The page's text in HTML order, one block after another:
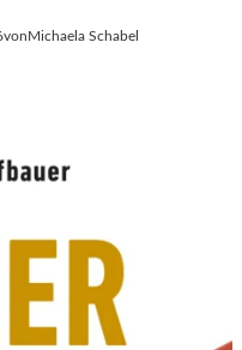
von Michaela Schabel